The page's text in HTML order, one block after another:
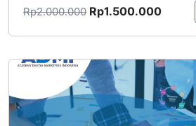
Rp2.000.000 Rp1.500.000